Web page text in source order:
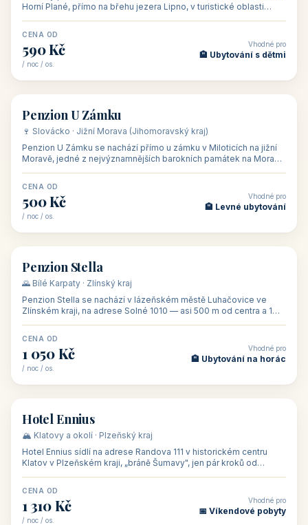
Horní Plané, přímo na břehu jezera Lipno, v turistické oblasti
CENA OD
590 Kč
/ noc / os.
Vhodné pro
🏨 Ubytování s dětmi
🏡 penzion
Penzion U Zámku
🍷 Slovácko · Jižní Morava (Jihomoravský kraj)
Penzion U Zámku se nachází přímo u zámku v Miloticích na jižní
Moravě, jedné z nejvýznamnějších barokních památek na Moravě,
CENA OD
500 Kč
/ noc / os.
Vhodné pro
🏨 Levné ubytování
🏡 penzion
Penzion Stella
🌄 Bílé Karpaty · Zlínský kraj
Penzion Stella se nachází v lázeňském městě Luhačovice ve
Zlínském kraji, na adrese Solné 1010 — asi 500 m od centra a 1
CENA OD
1 050 Kč
/ noc / os.
Vhodné pro
🏨 Ubytování na horác
🏨 hotel
Hotel Ennius
🏔️ Klatovy a okolí · Plzeňský kraj
Hotel Ennius sídlí na adrese Randova 111 v historickém centru
Klatov v Plzeňském kraji, „bráně Šumavy", jen pár kroků od
CENA OD
1 310 Kč
/ noc / os.
Vhodné pro
📅 Víkendové pobyty